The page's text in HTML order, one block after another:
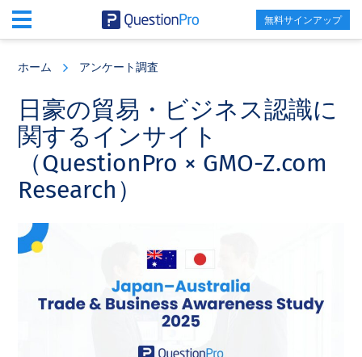
content
sidebar
無料サインアップ
ホーム アンケート調査
日豪の貿易・ビジネス認識に
関するインサイト
（QuestionPro × GMO-Z.com
Research）